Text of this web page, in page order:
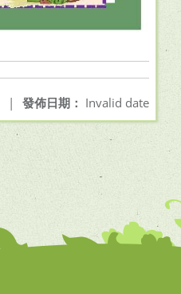
發佈日期： Invalid date
|